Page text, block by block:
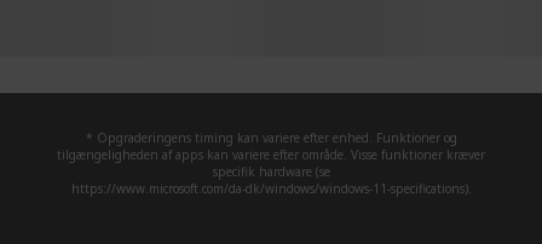
* Opgraderingens timing kan variere efter enhed. Funktioner og
tilgængeligheden af apps kan variere efter område. Visse funktioner kræver
specifik hardware (se
https://www.microsoft.com/da-dk/windows/windows-11-specifications).